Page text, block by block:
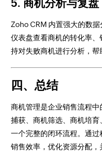
5. 商机分析与复盘
Zoho CRM 内置强大的数
仪表盘查看商机的转化率
持对失败商机进行分析，帮
四、总结
商机管理是企业销售流程
捕获、商机筛选、商机培
一个完整的闭环流程。通
销售效率，优化资源分配，